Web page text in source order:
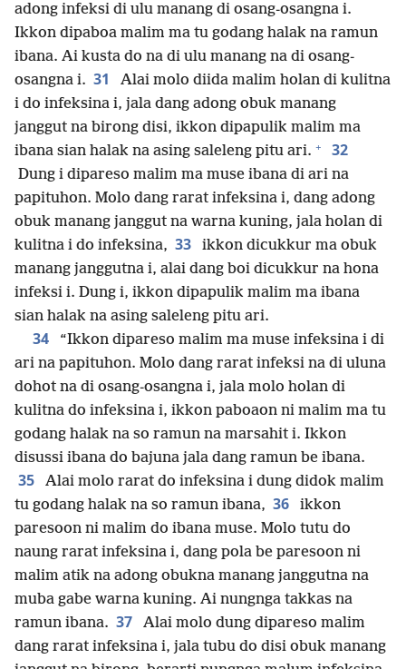
adong infeksi di ulu manang di osang-osangna i.
Ikkon dipaboa malim ma tu godang halak na ramun
ibana. Ai kusta do na di ulu manang na di osang-
osangna i. 31
Alai molo diida malim holan di kulitna
i do infeksina i, jala dang adong obuk manang
janggut na birong disi, ikkon dipapulik malim ma
ibana sian halak na asing saleleng pitu ari. + 32
Dung i dipareso malim ma muse ibana di ari na
papituhon. Molo dang rarat infeksina i, dang adong
obuk manang janggut na warna kuning, jala holan di
kulitna i do infeksina, 33
ikkon dicukkur ma obuk
manang janggutna i, alai dang boi dicukkur na hona
infeksi i. Dung i, ikkon dipapulik malim ma ibana
sian halak na asing saleleng pitu ari.
34
“Ikkon dipareso malim ma muse infeksina i di
ari na papituhon. Molo dang rarat infeksi na di uluna
dohot na di osang-osangna i, jala molo holan di
kulitna do infeksina i, ikkon paboaon ni malim ma tu
godang halak na so ramun na marsahit i. Ikkon
disussi ibana do bajuna jala dang ramun be ibana.
35
Alai molo rarat do infeksina i dung didok malim
tu godang halak na so ramun ibana, 36
ikkon
paresoon ni malim do ibana muse. Molo tutu do
naung rarat infeksina i, dang pola be paresoon ni
malim atik na adong obukna manang janggutna na
muba gabe warna kuning. Ai nungnga takkas na
ramun ibana. 37
Alai molo dung dipareso malim
dang rarat infeksina i, jala tubu do disi obuk manang